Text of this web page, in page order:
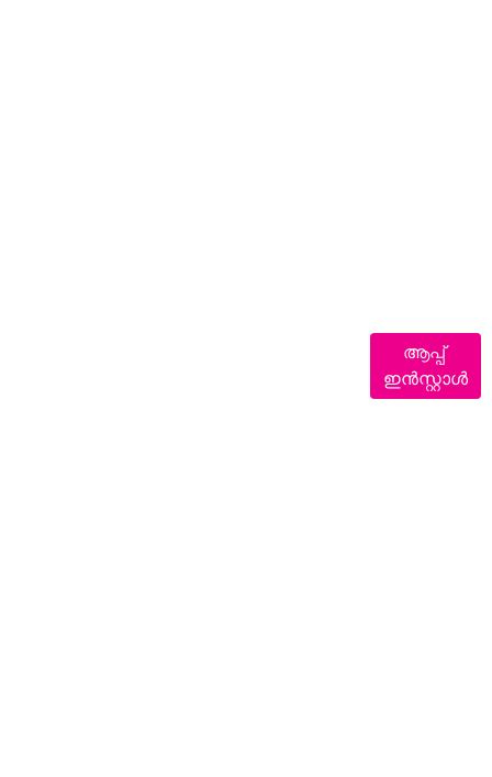
ആപ്പ്
ഇൻസ്റ്റാൾ